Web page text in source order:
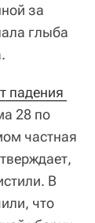
за
глыба
падения
28 по
частная
В
что